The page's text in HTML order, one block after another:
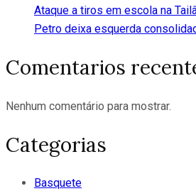
Ataque a tiros em escola na
Petro deixa esquerda
Comentarios
Nenhum comentário para mostrar.
Categorias
Basquete